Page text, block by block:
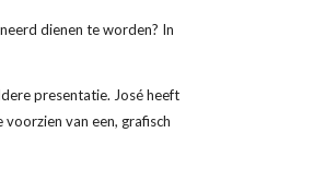
dienen te worden? In
presentatie. José heeft
van een, grafisch